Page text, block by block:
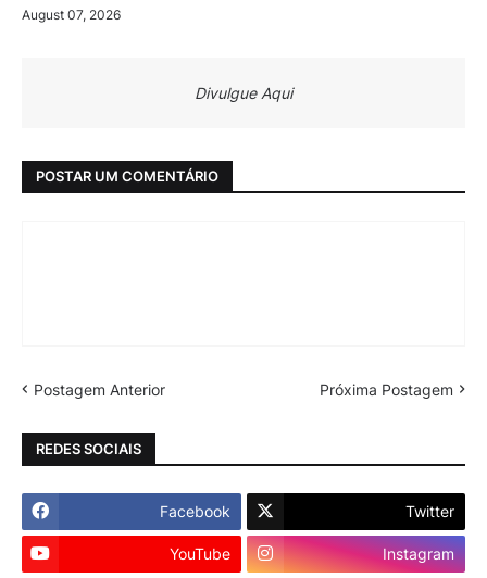
August 07, 2026
Divulgue Aqui
POSTAR UM COMENTÁRIO
Postagem Anterior Próxima Postagem
REDES SOCIAIS
Facebook Twitter
YouTube Instagram